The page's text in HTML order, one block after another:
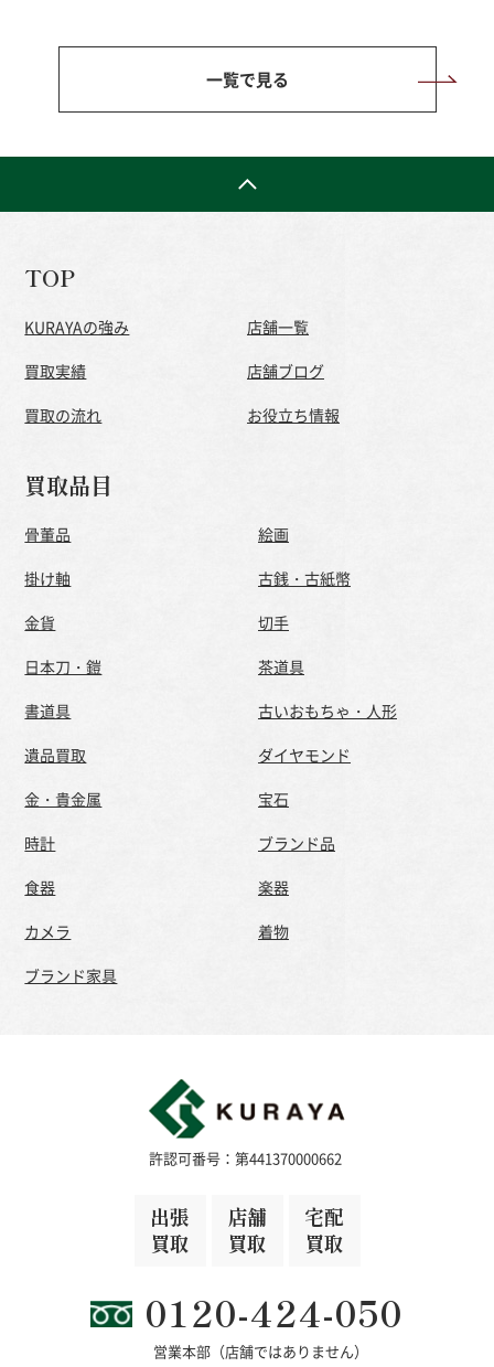
一覧で見る
TOP
KURAYAの強み
買取実績
買取の流れ
店舗一覧
店舗ブログ
お役立ち情報
買取品目
骨董品
絵画
掛け軸
古銭・古紙幣
金貨
切手
日本刀・鎧
茶道具
書道具
古いおもちゃ・人形
遺品買取
ダイヤモンド
金・貴金属
宝石
時計
ブランド品
食器
楽器
カメラ
着物
ブランド家具
許認可番号：第441370000662
出張
買取
店舗
買取
宅配
買取
0120-424-050
営業本部（店舗ではありません）